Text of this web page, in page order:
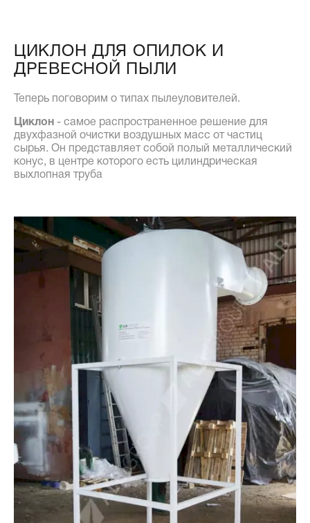
ЦИКЛОН ДЛЯ ОПИЛОК И
ДРЕВЕСНОЙ ПЫЛИ
Теперь поговорим о типах пылеуловителей.
Циклон - самое распространенное решение для
двухфазной очистки воздушных масс от частиц
сырья. Он представляет собой полый металлический
конус, в центре которого есть цилиндрическая
выхлопная труба